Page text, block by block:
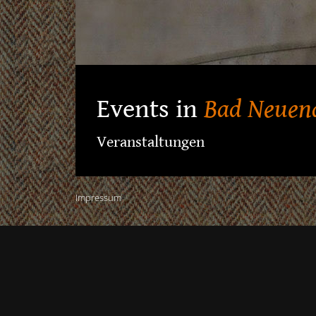
Events in Bad
Veranstaltungen
Impressum